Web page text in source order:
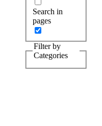
Search in
pages
Filter by
Categories